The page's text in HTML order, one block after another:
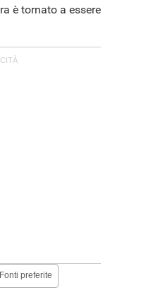
è tornato a essere
Fonti preferite